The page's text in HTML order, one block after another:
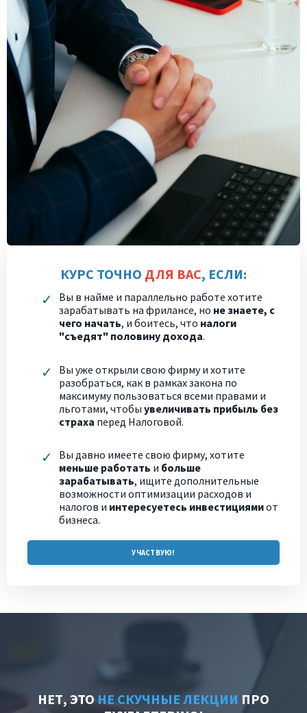
КУРС ТОЧНО ДЛЯ ВАС, ЕСЛИ:
Вы в найме и параллельно работе хотите
зарабатывать на фрилансе, но не знаете, с
чего начать, и боитесь, что налоги
"съедят" половину дохода.
Вы уже открыли свою фирму и хотите
разобраться, как в рамках закона по
максимуму пользоваться всеми правами и
льготами, чтобы увеличивать прибыль без
страха перед Налоговой.
Вы давно имеете свою фирму, хотите
меньше работать и больше
зарабатывать, ищите дополнительные
возможности оптимизации расходов и
налогов и интересуетесь инвестициямиот
бизнеса.
УЧАСТВУЮ!
НЕТ, ЭТО НЕ СКУЧНЫЕ ЛЕКЦИИ ПРО